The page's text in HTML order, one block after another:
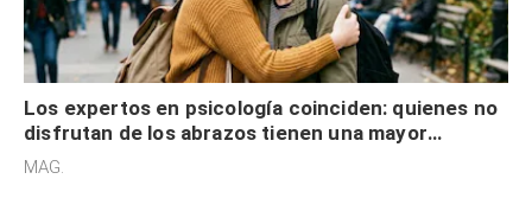
Los expertos en psicología coinciden: quienes no
disfrutan de los abrazos tienen una mayor
sensibilidad a los estímulos físicos y no es por
MAG.